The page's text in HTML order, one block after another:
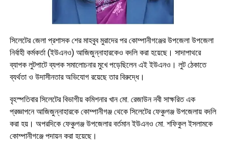
সিলেটের জেলা প্রশাসক শের মাহবুব মুরাদের পর কোম্পানীগঞ্জের উপজেলা উপজেলা
নির্বাহী কর্মকর্তা (ইউএনও) আজিজুন্নাহারকেও বদলি করা হয়েছে। সাদাপাথরে
ব্যাপক লুটপাটে ব্যপক সমালোচনার মুখে পড়েছিলেন এই ইউএনও। লুট ঠেকাতে
ব্যর্থতা ও উদাসীনতার অভিযোগ রয়েছে তার বিরুদ্ধে।
বৃহস্পতিবার সিলেটের বিভাগীয় কমিশনার খান মো. রেজাউন নবী সাক্ষরিত এক
প্রজ্ঞাপনে আজিজুন্নাহারকে কোম্পানীগঞ্জ থেকে সিলেটের ফেঞ্চুগঞ্জ উপজেলায় বদলি
করা হয়। অপরদিকে ফেঞ্চুগঞ্জ উপজেলার বর্তমান ইউএনও মো. শফিকুল ইসলামকে
কোম্পানীগঞ্জে পদায়ন করা হয়েছে।